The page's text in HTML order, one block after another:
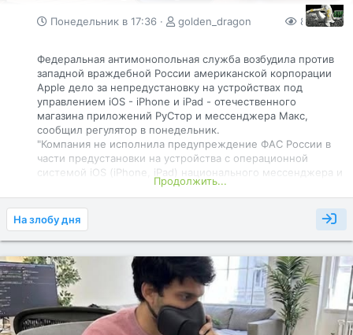
Понедельник в 17:36 golden_dragon 83 0
Федеральная антимонопольная служба возбудила против
западной враждебной России американской корпорации
Apple дело за непредустановку на устройствах под
управлением iOS - iPhone и iPad - отечественного
магазина приложений РуСтор и мессенджера Maкс,
сообщил регулятор в понедельник.
"Компания не исполнила предупреждение ФАС России в
части предустановки на устройства с операционной
системой iOS (iPhone, iPad) национального мессенджера и
отечественного магазина приложений. В соответствии с
Законом о защите конкуренции и ранее сложившейся
правоприменительной практикой в отношении Apple,
которая была подтверждена судебными инстанциями,
служба возбудила дело в отношении компании", -
сообщила ФАС.
«Макс»(до 2026 — Max ) — российский мессенджер,
являющийся внутренним сервисом одноимённой
цифровой платформы. Также в платформу интегрированы
внешние сервисы (цифровой ID и т. д.). Платформа
Продолжить...
На злобу дня